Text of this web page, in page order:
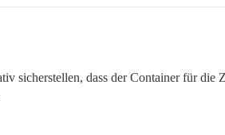
sicherstellen, dass der Container für die